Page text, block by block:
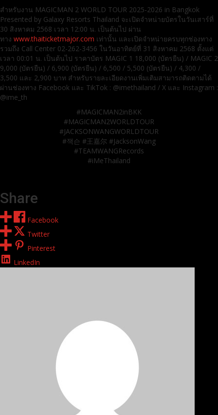
สำหรับงาน MAGICMAN 2 WORLD TOUR 2025-2026 in Bangkok
Presented by Galaxy Resorts Thailand จะเปิดจำหน่ายบัตรในวันเสาร์ที่
30 สิงหาคม 2568 เวลา 12:00 น. เป็นต้นไป ผ่าน
ทาง www.thaiticketmajor.com เท่านั้น และเปิดจำหน่ายครบทุกช่องทาง
รวมถึง Call Center 02-262-3456 ในวันอาทิตย์ที่ 31 สิงหาคม 2568 ตั้งแต่
เวลา 00:01 น. เป็นต้นไป ราคาบัตร MAGIC 1 18,000 (บัตรยืน) / MAGIC 2
9,000 (บัตรยืน) / 6,900 (บัตรยืน) / 6,500 / 5,500 (บัตรยืน) / 4,300 /
3,500 และ 2,900 บาท สำหรับรายละเอียดงานเพิ่มเติมสามารถติดตามได้
ผ่านช่องทาง Facebook และ TikTok : @imethailand / X และ Instagram :
@ime_th
#MAGICMAN2inBKK
#MAGICMAN2WORLDTOUR
#JACKSONWANGWORLDTOUR
#잭슨 #王嘉尔 #JacksonWang
#TEAMWANGRecords
#iMeThailand
Share
Facebook
Twitter
Pinterest
LinkedIn